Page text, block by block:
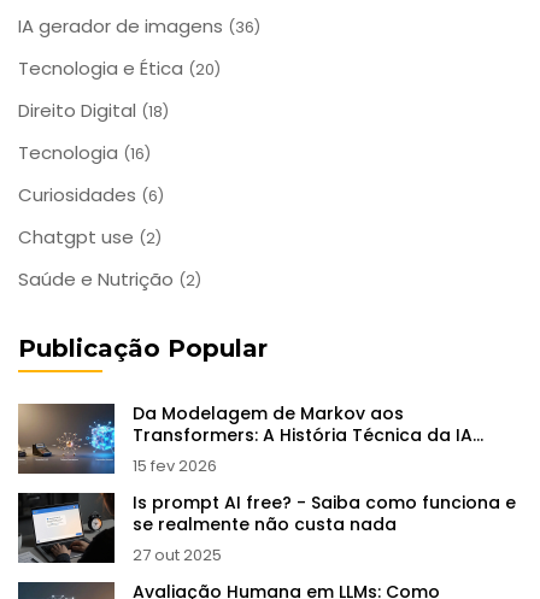
IA gerador de imagens (36)
Tecnologia e Ética (20)
Direito Digital (18)
Tecnologia (16)
Curiosidades (6)
Chatgpt use (2)
Saúde e Nutrição (2)
Publicação Popular
Da Modelagem de Markov aos
Transformers: A História Técnica da IA
Generativa
15 fev 2026
Is prompt AI free? - Saiba como funciona e
se realmente não custa nada
27 out 2025
Avaliação Humana em LLMs: Como